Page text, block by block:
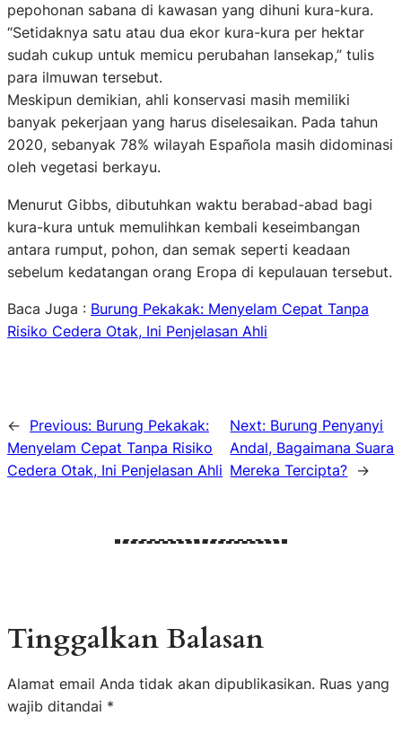
pepohonan sabana di kawasan yang dihuni kura-kura.
“Setidaknya satu atau dua ekor kura-kura per hektar
sudah cukup untuk memicu perubahan lansekap,” tulis
para ilmuwan tersebut.
Meskipun demikian, ahli konservasi masih memiliki
banyak pekerjaan yang harus diselesaikan. Pada tahun
2020, sebanyak 78% wilayah Española masih didominasi
oleh vegetasi berkayu.
Menurut Gibbs, dibutuhkan waktu berabad-abad bagi
kura-kura untuk memulihkan kembali keseimbangan
antara rumput, pohon, dan semak seperti keadaan
sebelum kedatangan orang Eropa di kepulauan tersebut.
Baca Juga : Burung Pekakak: Menyelam Cepat Tanpa
Risiko Cedera Otak, Ini Penjelasan Ahli
← Previous: Burung Pekakak:
Menyelam Cepat Tanpa Risiko
Cedera Otak, Ini Penjelasan Ahli
Next: Burung Penyanyi
Andal, Bagaimana Suara
Mereka Tercipta? →
Tinggalkan Balasan
Alamat email Anda tidak akan dipublikasikan. Ruas yang
wajib ditandai *